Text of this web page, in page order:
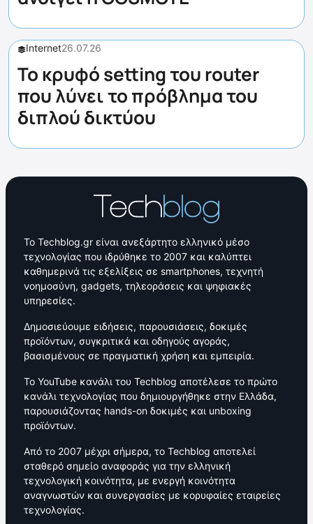
Internet26.07.26
Το κρυφό setting του router
που λύνει το πρόβλημα του
διπλού δικτύου
Το Techblog.gr είναι ανεξάρτητο ελληνικό μέσο
τεχνολογίας που ιδρύθηκε το 2007 και καλύπτει
καθημερινά τις εξελίξεις σε smartphones, τεχνητή
νοημοσύνη, gadgets, τηλεοράσεις και ψηφιακές
υπηρεσίες.
Δημοσιεύουμε ειδήσεις, παρουσιάσεις, δοκιμές
προϊόντων, συγκριτικά και οδηγούς αγοράς,
βασισμένους σε πραγματική χρήση και εμπειρία.
Το YouTube κανάλι του Techblog αποτέλεσε το πρώτο
κανάλι τεχνολογίας που δημιουργήθηκε στην Ελλάδα,
παρουσιάζοντας hands-on δοκιμές και unboxing
προϊόντων.
Από το 2007 μέχρι σήμερα, το Techblog αποτελεί
σταθερό σημείο αναφοράς για την ελληνική
τεχνολογική κοινότητα, με ενεργή κοινότητα
αναγνωστών και συνεργασίες με κορυφαίες εταιρείες
τεχνολογίας.